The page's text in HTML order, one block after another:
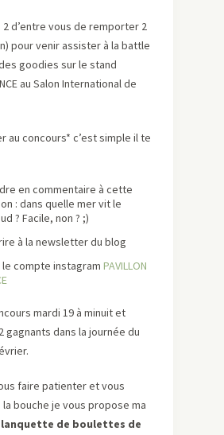
d’entre vous de remporter 2
pour venir assister à la battle
goodies sur le stand
au Salon International de
au concours* c’est simple il te
en commentaire à cette
: dans quelle mer vit le
? Facile, non ? ;)
à la newsletter du blog
compte instagram PAVILLON
mardi 19 à minuit et
gagnants dans la journée du
faire patienter et vous
la bouche je vous propose ma
de boulettes de